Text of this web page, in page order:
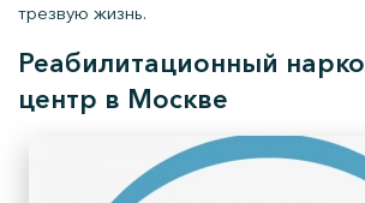
трезвую жизнь.
Реабилитационный
центр в Москве